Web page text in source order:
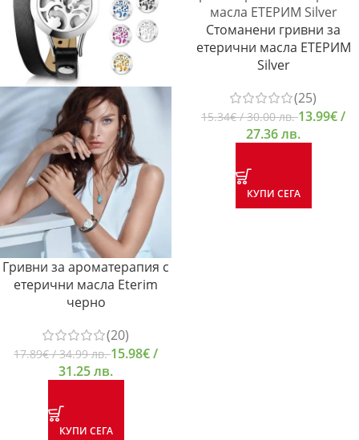
Гривни за ароматерапия с
етерични масла Eterim
черно
(20)
17.89€/ 34.99 лв.15.98€/
31.25 лв.
КУПИ СЕГА
Стоманени гривни за
етерични масла ЕТЕРИМ
Silver
(25)
15.34€/ 30.00 лв.13.99€/
27.36 лв.
КУПИ СЕГА